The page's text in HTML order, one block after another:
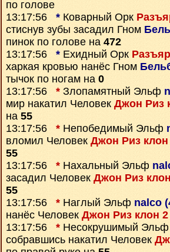
по голове
13:17:56 * Коварный Орк
стиснув зубы засадил Гном
пинок по голове на 472
13:17:56 * Ехидный Орк
харкая кровью нанёс Гном
тычок по ногам на 0
13:17:56 * Злопамятный Эльф
мир накатил Человек Джон Риз
на 55
13:17:56 * Непобедимый Эльф
вломил Человек Джон Риз клон
55
13:17:56 * Нахальный Эльф
засадил Человек Джон Риз
55
13:17:56 * Наглый Эльф nalco
нанёс Человек Джон Риз клон 2
13:17:56 * Несокрушимый Эльф
собравшись накатил Человек